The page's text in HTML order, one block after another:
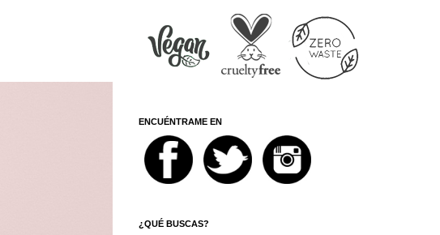
ENCUÉNTRAME EN
¿QUÉ BUSCAS?